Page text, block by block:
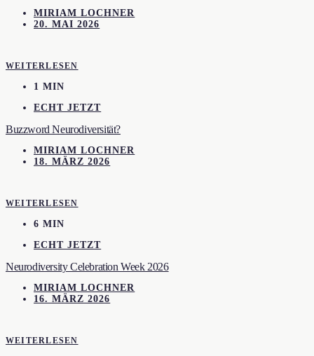
MIRIAM LOCHNER
20. MAI 2026
WEITERLESEN
1 MIN
ECHT JETZT
Buzzword Neurodiversität?
MIRIAM LOCHNER
18. MÄRZ 2026
WEITERLESEN
6 MIN
ECHT JETZT
Neurodiversity Celebration Week 2026
MIRIAM LOCHNER
16. MÄRZ 2026
WEITERLESEN